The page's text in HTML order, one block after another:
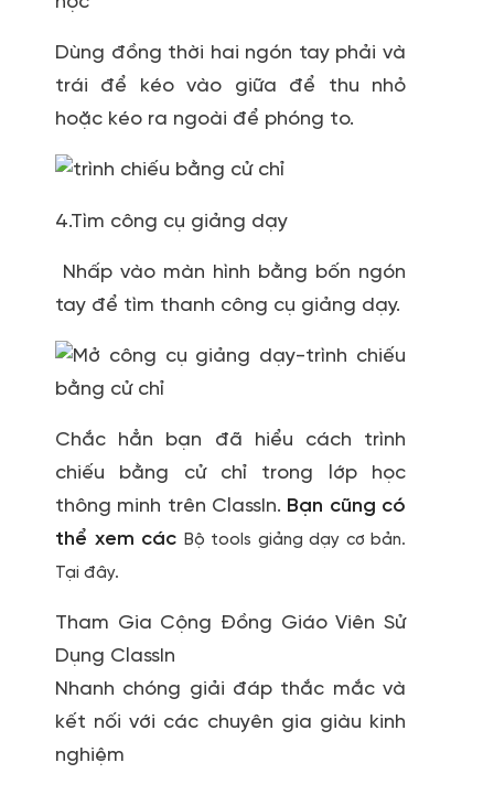
Dùng đồng thời hai ngón tay phải và
trái để kéo vào giữa để thu nhỏ
hoặc kéo ra ngoài để phóng to.
4.Tìm công cụ giảng dạy
Nhấp vào màn hình bằng bốn ngón
tay để tìm thanh công cụ giảng dạy.
Chắc hẳn bạn đã hiểu cách trình
chiếu bằng cử chỉ trong lớp học
thông minh trên ClassIn. Bạn cũng có
thể xem các Bộ tools giảng dạy cơ bản.
Tại đây.
Tham Gia Cộng Đồng Giáo Viên Sử
Dụng ClassIn
Nhanh chóng giải đáp thắc mắc và
kết nối với các chuyên gia giàu kinh
nghiệm